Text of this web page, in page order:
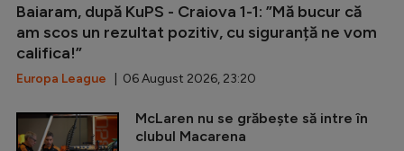
Baiaram, după KuPS - Craiova 1-1: ”Mă bucur că
am scos un rezultat pozitiv, cu siguranță ne vom
califica!”
Europa League | 06 August 2026, 23:20
McLaren nu se grăbește să intre în
clubul Macarena